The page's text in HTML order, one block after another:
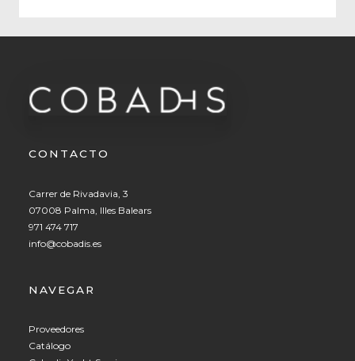
CONTACTO
Carrer de Rivadavia, 3
07008 Palma, Illes Balears
971 474 717
info@cobadis.es
NAVEGAR
Proveedores
Catálogo